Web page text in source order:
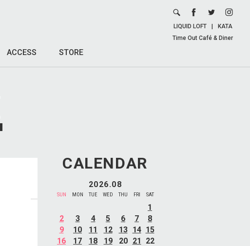
ACCESS STORE
LIQUID LOFT
KATA
Time Out Café & Diner
CALENDAR
2026.08
SUN MON TUE WED THU FRI SAT
1
2
3 4 5 6 7
8
9
10 11 12 13 14 15
16
17 18 19 20 21
22